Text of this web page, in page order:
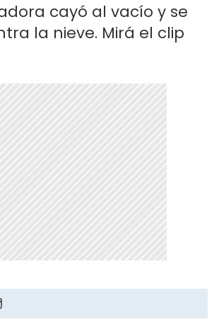
cayó al vacío y se
la nieve. Mirá el clip